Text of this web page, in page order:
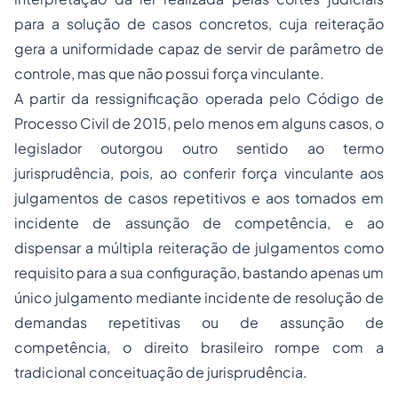
para a solução de casos concretos, cuja reiteração
gera a uniformidade capaz de servir de parâmetro de
controle, mas que não possui força vinculante.
A partir da ressignificação operada pelo Código de
Processo Civil de 2015, pelo menos em alguns casos, o
legislador outorgou outro sentido ao termo
jurisprudência, pois, ao conferir força vinculante aos
julgamentos de casos repetitivos e aos tomados em
incidente de assunção de competência, e ao
dispensar a múltipla reiteração de julgamentos como
requisito para a sua configuração, bastando apenas um
único julgamento mediante incidente de resolução de
demandas repetitivas ou de assunção de
competência, o direito brasileiro rompe com a
tradicional conceituação de jurisprudência.